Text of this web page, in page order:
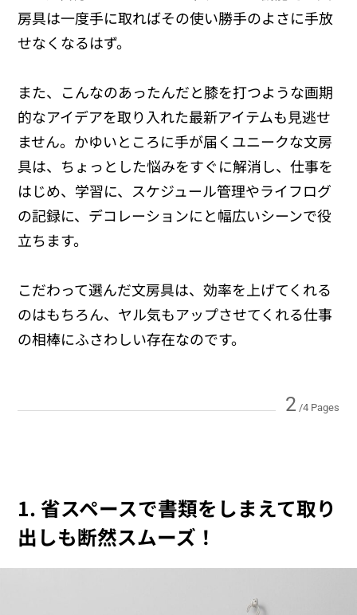
房具は一度手に取ればその使い勝手のよさに手放
せなくなるはず。
また、こんなのあったんだと膝を打つような画期
的なアイデアを取り入れた最新アイテムも見逃せ
ません。かゆいところに手が届くユニークな文房
具は、ちょっとした悩みをすぐに解消し、仕事を
はじめ、学習に、スケジュール管理やライフログ
の記録に、デコレーションにと幅広いシーンで役
立ちます。
こだわって選んだ文房具は、効率を上げてくれる
のはもちろん、ヤル気もアップさせてくれる仕事
の相棒にふさわしい存在なのです。
2 /4 Pages
1. 省スペースで書類をしまえて取り
出しも断然スムーズ！